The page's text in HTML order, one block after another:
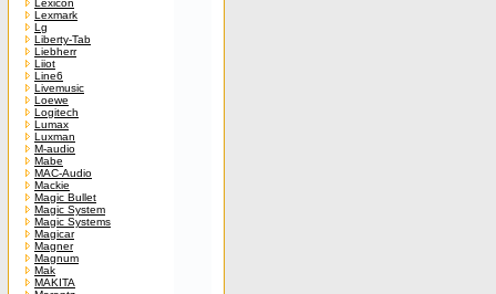
Lexicon
Lexmark
Lg
Liberty-Tab
Liebherr
Liiot
Line6
Livemusic
Loewe
Logitech
Lumax
Luxman
M-audio
Mabe
MAC-Audio
Mackie
Magic Bullet
Magic System
Magic Systems
Magicar
Magner
Magnum
Mak
MAKITA